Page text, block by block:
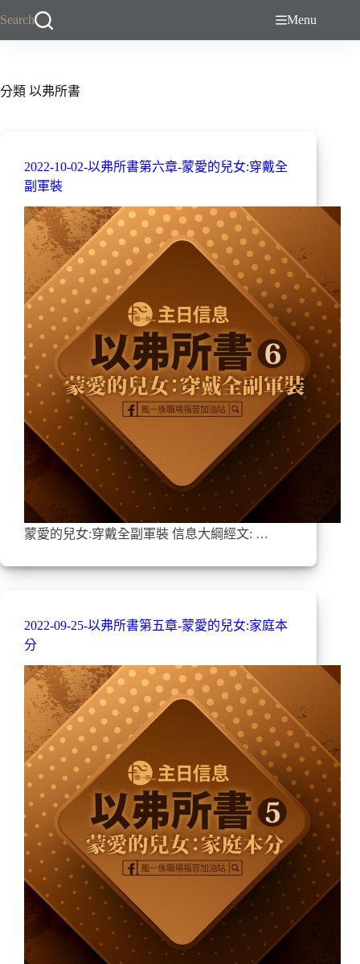
內
Search Menu
分類 以弗所書
2022-10-02-以弗所書第六章-蒙愛的兒女:穿戴全
副軍裝
蒙愛的兒女:穿戴全副軍裝 信息大綱經文: …
2022-09-25-以弗所書第五章-蒙愛的兒女:家庭本
分